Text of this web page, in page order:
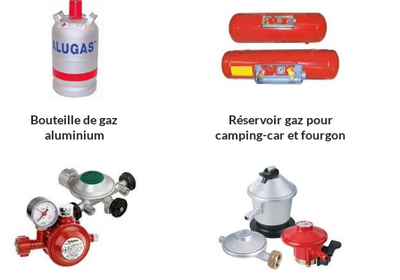
Bouteille de gaz
aluminium
Réservoir gaz pour
camping-car et fourgon